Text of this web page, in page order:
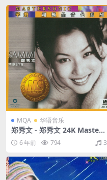
MQA 华语音乐
郑秀文 - 郑秀文 24K Masters
onic 第二辑（1998/FLAC/分
轨/470M）
6 年前 794 3